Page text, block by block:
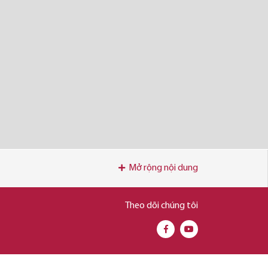
Mở rộng nội dung
Theo dõi chúng tôi